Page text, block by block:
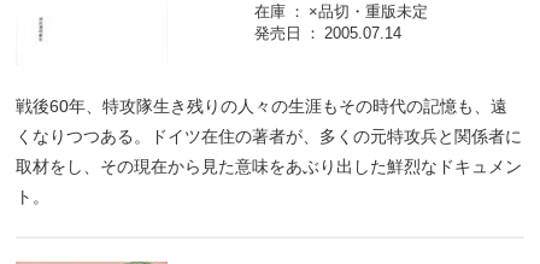
在庫
×品切・重版未定
発売日
2005.07.14
戦後60年、特攻隊生き残りの人々の生涯もその時代の記憶も、遠
くなりつつある。ドイツ在住の著者が、多くの元特攻兵と関係者に
取材をし、その現在から見た意味をあぶり出した鮮烈なドキュメン
ト。